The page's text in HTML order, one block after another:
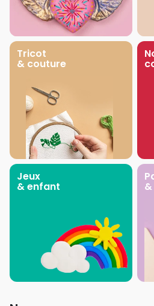
Tricot
& couture
Jeux
& enfant